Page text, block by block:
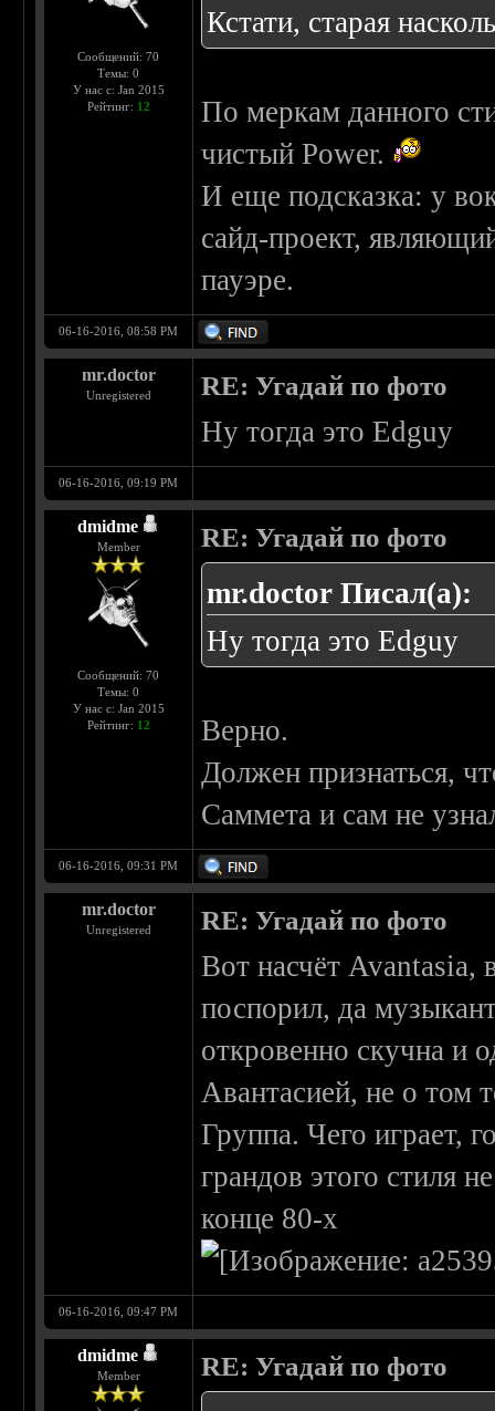
Сообщений: 70
Темы: 0
У нас с: Jan 2015
Рейтинг: 12
Кстати, старая
По меркам данного
чистый Power.
И еще подсказка: у
сайд-проект,
пауэре.
06-16-2016, 08:58 PM
mr.doctor
Unregistered RE: Угадай по фото
Ну тогда это Edguy
06-16-2016, 09:19 PM
dmidme
Member
Сообщений: 70
Темы: 0
У нас с: Jan 2015
Рейтинг: 12
RE: Угадай по фото
mr.doctor Писал(а):
Ну тогда это Edguy
Верно.
Должен признаться,
Саммета и сам не
06-16-2016, 09:31 PM
mr.doctor
Unregistered RE: Угадай по фото
Вот насчёт
поспорил, да
откровенно скучна и
Авантасией, не о том
Группа. Чего играет,
грандов этого стиля
конце 80-х
06-16-2016, 09:47 PM
dmidme
Member RE: Угадай по фото